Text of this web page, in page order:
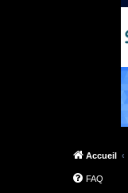
Accueil
FAQ